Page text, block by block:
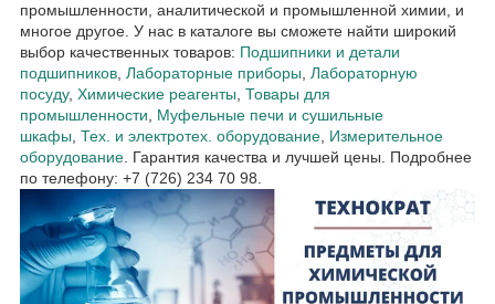
промышленности, аналитической и промышленной химии, и
многое другое. У нас в каталоге вы сможете найти широкий
выбор качественных товаров: Подшипники и детали
подшипников, Лабораторные приборы, Лабораторную
посуду, Химические реагенты, Товары для
промышленности, Муфельные печи и сушильные
шкафы, Тех. и электротех. оборудование, Измерительное
оборудование. Гарантия качества и лучшей цены. Подробнее
по телефону: +7 (726) 234 70 98.